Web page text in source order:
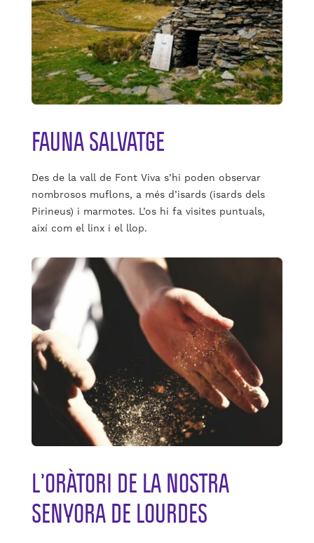
FAUNA SALVATGE
Des de la vall de Font Viva s’hi poden observar
nombrosos muflons, a més d’isards (isards dels
Pirineus) i marmotes. L’os hi fa visites puntuals,
així com el linx i el llop.
L’ORÀTORI DE LA NOSTRA
SENYORA DE LOURDES